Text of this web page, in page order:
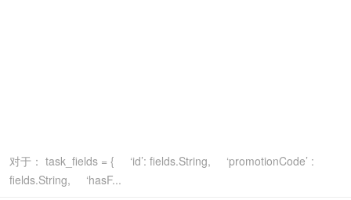
对于： task_fields = { ‘id’: fields.String, ‘promotionCode’ :
fields.String, ‘hasF...